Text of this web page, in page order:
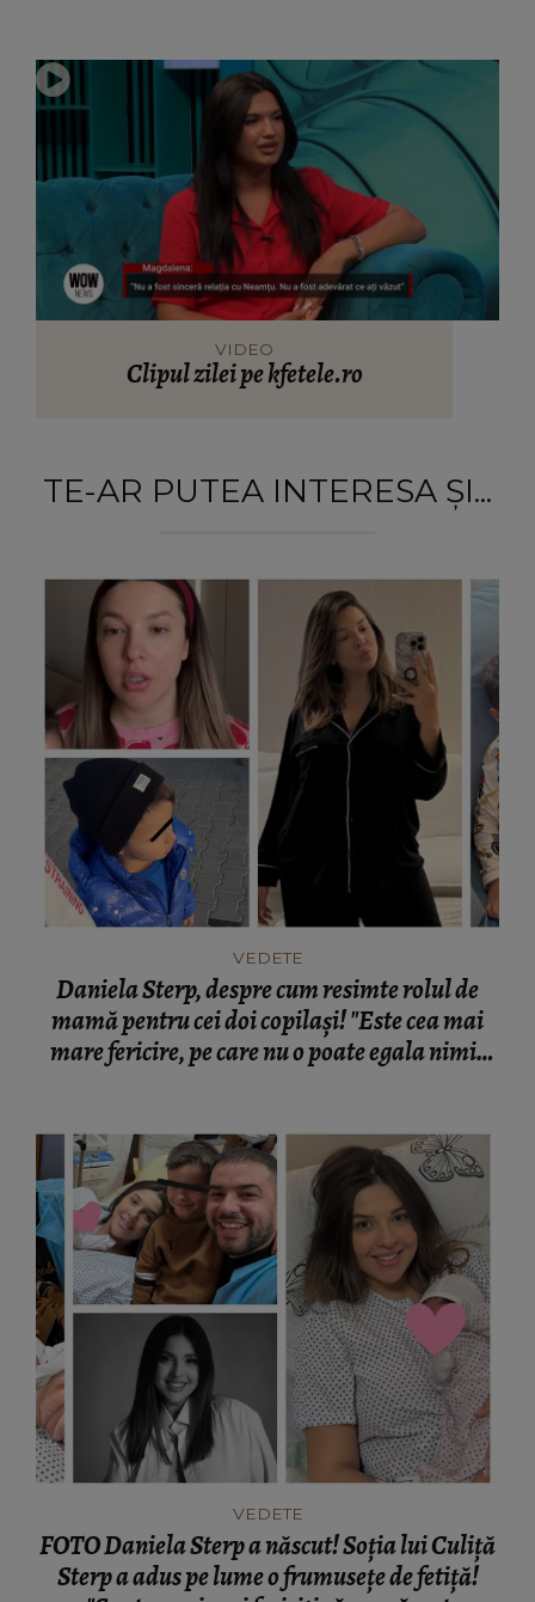
VIDEO
Clipul zilei pe kfetele.ro
TE-AR PUTEA INTERESA ȘI...
VEDETE
Daniela Sterp, despre cum resimte rolul de
mamă pentru cei doi copilași! "Este cea mai
mare fericire, pe care nu o poate egala nimic
VEDETE
FOTO Daniela Sterp a născut! Soția lui Culiță
Sterp a adus pe lume o frumusețe de fetiță!